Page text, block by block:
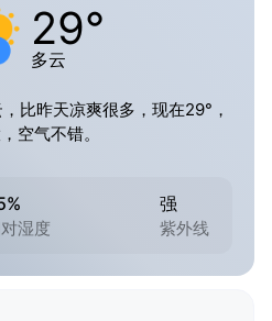
29°
多云
比昨天凉爽很多，现在29°，
空气不错。
湿度
强
紫外线